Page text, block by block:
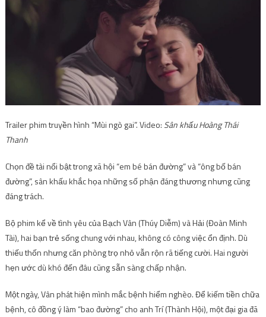
Trailer phim truyền hình “Mùi ngò gai”. Video: Sân khấu Hoàng Thái
Thanh
Chọn đề tài nổi bật trong xã hội “em bé bán đường” và “ông bố bán
đường”, sân khấu khắc họa những số phận đáng thương nhưng cũng
đáng trách.
Bộ phim kể về tình yêu của Bạch Vân (Thúy Diễm) và Hải (Đoàn Minh
Tài), hai bạn trẻ sống chung với nhau, không có công việc ổn định. Dù
thiếu thốn nhưng căn phòng trọ nhỏ vẫn rộn rã tiếng cười. Hai người
hẹn ước dù khó đến đâu cũng sẵn sàng chấp nhận.
Một ngày, Vân phát hiện mình mắc bệnh hiểm nghèo. Để kiếm tiền chữa
bệnh, cô đồng ý làm “bao đường” cho anh Trí (Thành Hội), một đại gia đã